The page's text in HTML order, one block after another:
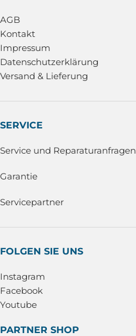
AGB
Kontakt
Impressum
Datenschutzerklärung
Versand & Lieferung
SERVICE
Service und Reparaturanfragen
Garantie
Servicepartner
FOLGEN SIE UNS
Instagram
Facebook
Youtube
PARTNER SHOP